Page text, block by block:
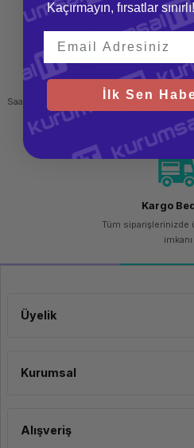
Hızlı Gönderi
Saat 15.00'a kadar yapılan siparişlerde
aynı gün kargo imkanı
Kargo
Tüm siparişlerinizde
imkanı
Üyelik
Kurumsal
Alışveriş
Kaçırmayın, fırsatlar sınırlı!
İlk Sen